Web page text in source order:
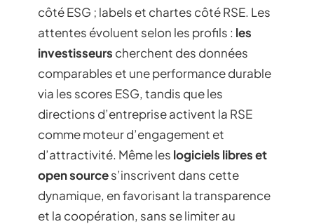
côté ESG ; labels et chartes côté RSE. Les
attentes évoluent selon les profils : les
investisseurs cherchent des données
comparables et une performance durable
via les scores ESG, tandis que les
directions d’entreprise activent la RSE
comme moteur d’engagement et
d’attractivité. Même les logiciels libres et
open sources’inscrivent dans cette
dynamique, en favorisant la transparence
et la coopération, sans se limiter au